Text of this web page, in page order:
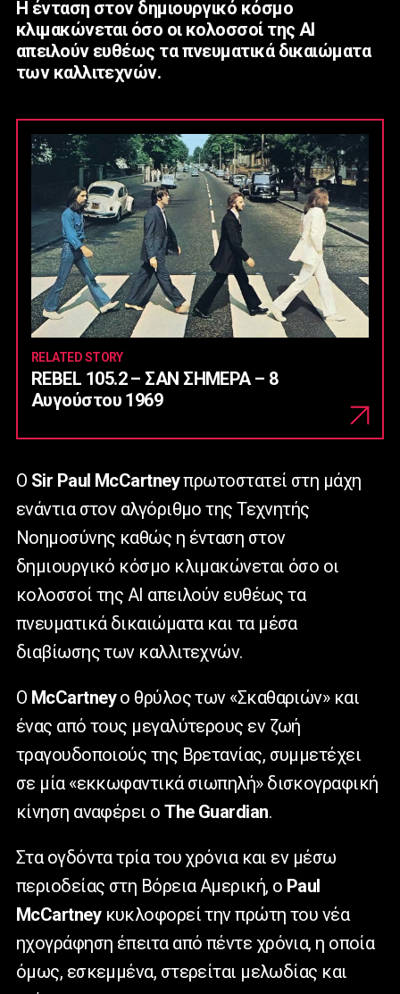
Η ένταση στον δημιουργικό κόσμο
κλιμακώνεται όσο οι κολοσσοί της ΑΙ
απειλούν ευθέως τα πνευματικά δικαιώματα
των καλλιτεχνών.
RELATED STORY
REBEL 105.2 – ΣΑΝ ΣΗΜΕΡΑ – 8
Αυγούστου 1969
Ο Sir Paul McCartneyπρωτοστατεί στη μάχη
ενάντια στον αλγόριθμο της Τεχνητής
Νοημοσύνης καθώς η ένταση στον
δημιουργικό κόσμο κλιμακώνεται όσο οι
κολοσσοί της ΑΙ απειλούν ευθέως τα
πνευματικά δικαιώματα και τα μέσα
διαβίωσης των καλλιτεχνών.
Ο McCartneyο θρύλος των «Σκαθαριών» και
ένας από τους μεγαλύτερους εν ζωή
τραγουδοποιούς της Βρετανίας, συμμετέχει
σε μία «εκκωφαντικά σιωπηλή» δισκογραφική
κίνηση αναφέρει οThe Guardian.
Στα ογδόντα τρία του χρόνια και εν μέσω
περιοδείας στη Βόρεια Αμερική, ο Paul
McCartneyκυκλοφορεί την πρώτη του νέα
ηχογράφηση έπειτα από πέντε χρόνια, η οποία
όμως, εσκεμμένα, στερείται μελωδίας και